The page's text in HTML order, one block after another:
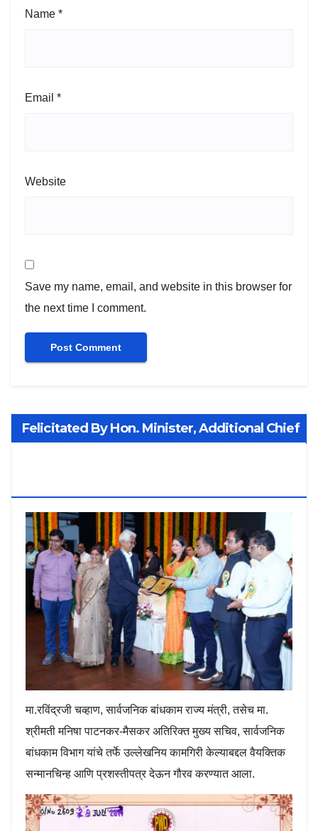
Name *
Email *
Website
Save my name, email, and website in this browser for
the next time I comment.
Felicitated By Hon. Minister, Additional Chief
मा.रविंद्रजी चव्हाण, सार्वजनिक बांधकाम राज्य मंत्री, तसेच मा.
श्रीमती मनिषा पाटनकर-मैसकर अतिरिक्त मुख्य सचिव, सार्वजनिक
बांधकाम विभाग यांचे तर्फे उल्लेखनिय कामगिरी केल्याबद्दल वैयक्तिक
सन्मानचिन्ह आणि प्रशस्तीपत्र देऊन गौरव करण्यात आला.